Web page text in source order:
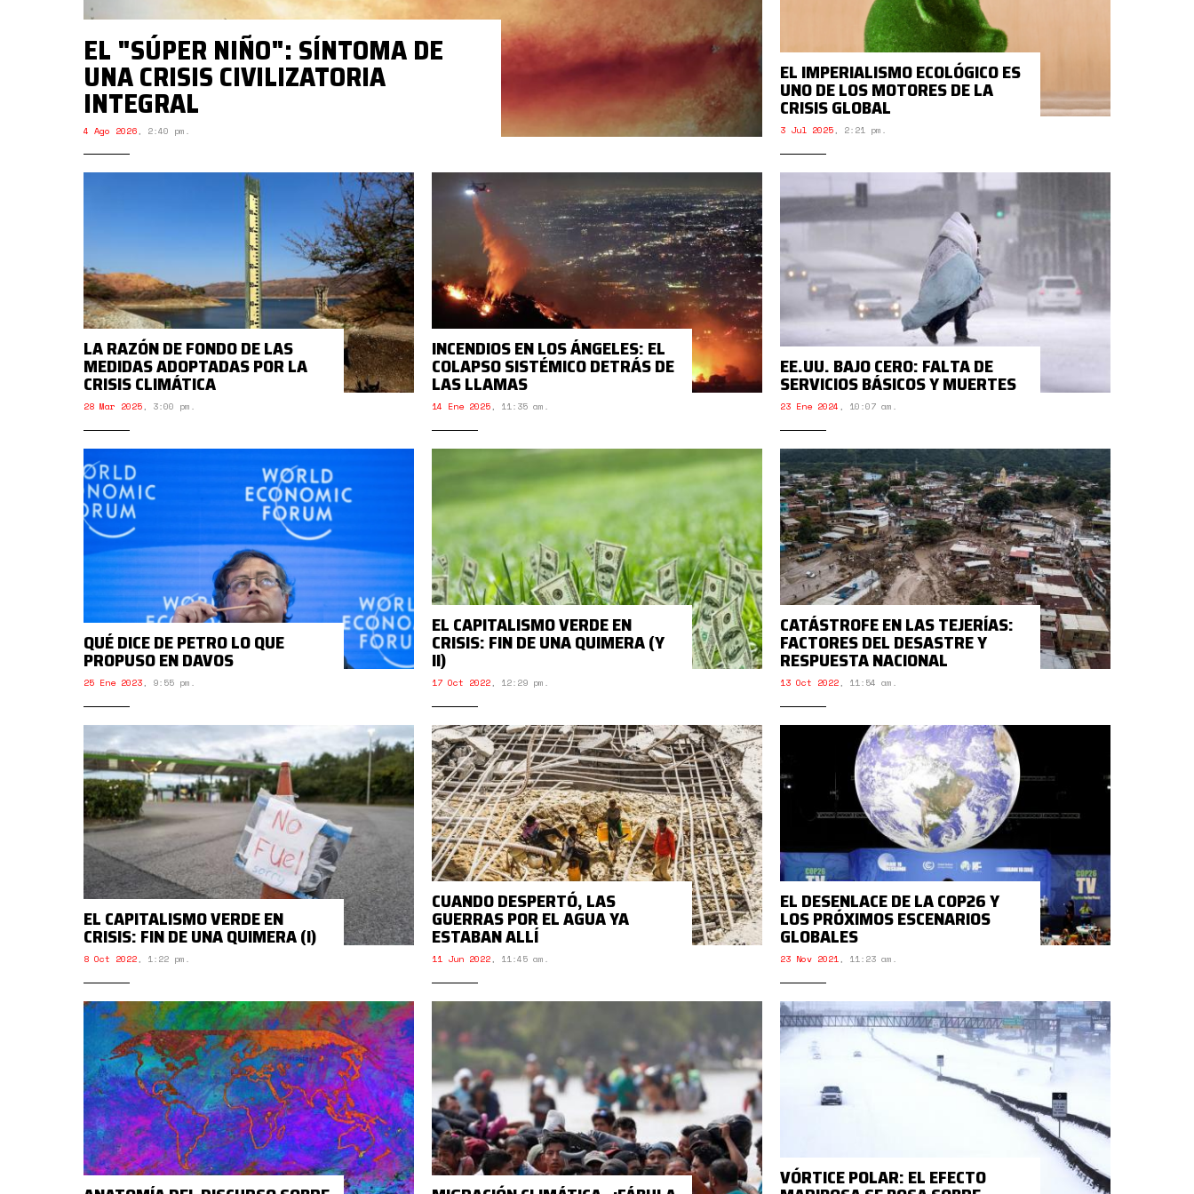
EL "SÚPER NIÑO": SÍNTOMA DE
UNA CRISIS CIVILIZATORIA
INTEGRAL
4 Ago 2026, 2:40 pm.
EL IMPERIALISMO ECOLÓGICO ES
UNO DE LOS MOTORES DE LA
CRISIS GLOBAL
3 Jul 2025, 2:21 pm.
LA RAZÓN DE FONDO DE LAS
MEDIDAS ADOPTADAS POR LA
CRISIS CLIMÁTICA
28 Mar 2025, 3:00 pm.
INCENDIOS EN LOS ÁNGELES: EL
COLAPSO SISTÉMICO DETRÁS DE
LAS LLAMAS
14 Ene 2025, 11:35 am.
EE.UU. BAJO CERO: FALTA DE
SERVICIOS BÁSICOS Y MUERTES
23 Ene 2024 , 10:07 am.
QUÉ DICE DE PETRO LO QUE
PROPUSO EN DAVOS
25 Ene 2023, 9:55 pm.
EL CAPITALISMO VERDE EN
CRISIS: FIN DE UNA QUIMERA (Y
II)
17 Oct 2022, 12:29 pm.
CATÁSTROFE EN LAS TEJERÍAS:
FACTORES DEL DESASTRE Y
RESPUESTA NACIONAL
13 Oct 2022, 11:54 am.
EL CAPITALISMO VERDE EN
CRISIS: FIN DE UNA QUIMERA (I)
8 Oct 2022, 1:22 pm.
CUANDO DESPERTÓ, LAS
GUERRAS POR EL AGUA YA
ESTABAN ALLÍ
11 Jun 2022, 11:45 am.
EL DESENLACE DE LA COP26 Y
LOS PRÓXIMOS ESCENARIOS
GLOBALES
23 Nov 2021, 11:23 am.
VÓRTICE POLAR: EL EFECTO